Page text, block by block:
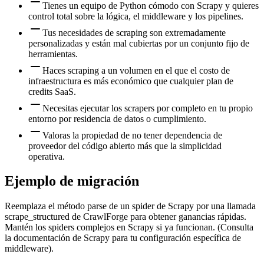
Tienes un equipo de Python cómodo con Scrapy y quieres
control total sobre la lógica, el middleware y los pipelines.
Tus necesidades de scraping son extremadamente
personalizadas y están mal cubiertas por un conjunto fijo de
herramientas.
Haces scraping a un volumen en el que el costo de
infraestructura es más económico que cualquier plan de
credits SaaS.
Necesitas ejecutar los scrapers por completo en tu propio
entorno por residencia de datos o cumplimiento.
Valoras la propiedad de no tener dependencia de
proveedor del código abierto más que la simplicidad
operativa.
Ejemplo de migración
Reemplaza el método parse de un spider de Scrapy por una llamada
scrape_structured de CrawlForge para obtener ganancias rápidas.
Mantén los spiders complejos en Scrapy si ya funcionan. (Consulta
la documentación de Scrapy para tu configuración específica de
middleware).